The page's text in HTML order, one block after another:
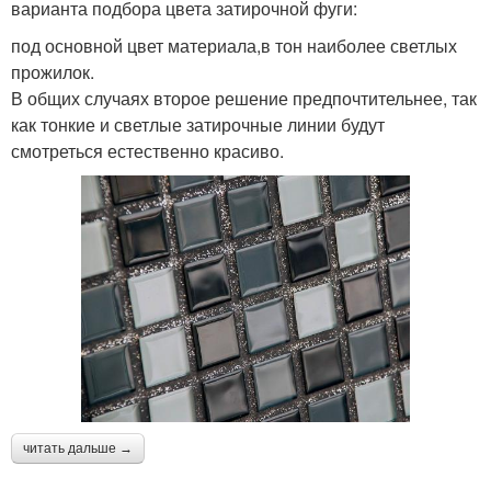
варианта подбора цвета затирочной фуги:
под основной цвет материала,в тон наиболее светлых
прожилок.
В общих случаях второе решение предпочтительнее, так
как тонкие и светлые затирочные линии будут
смотреться естественно красиво.
читать дальше →